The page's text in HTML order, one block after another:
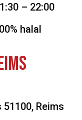
– 22:00
halal
Reims